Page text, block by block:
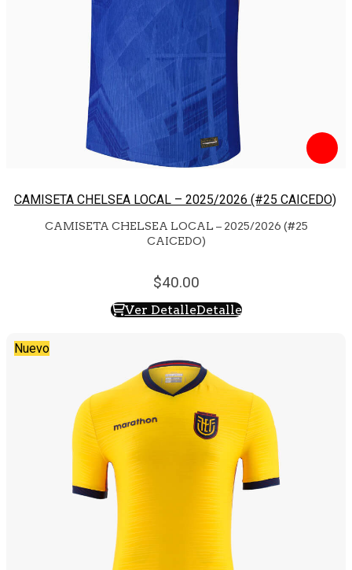
CAMISETA CHELSEA LOCAL – 2025/2026 (#25 CAICEDO)
CAMISETA CHELSEA LOCAL – 2025/2026 (#25
CAICEDO)
40.00
Ver DetalleDetalle
Nuevo